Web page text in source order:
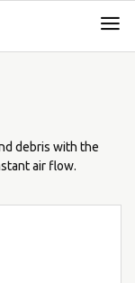
debris with the
air flow.